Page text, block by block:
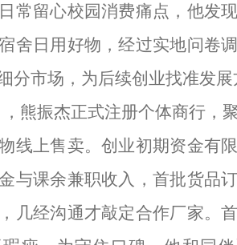
常留心校园消费痛点，他发
舍日用好物，经过实地问卷
分市场，为后续创业找准发
，熊振杰正式注册个体商行，
线上售卖。创业初期资金有
与课余兼职收入，首批货品
几经沟通才敲定合作厂家。